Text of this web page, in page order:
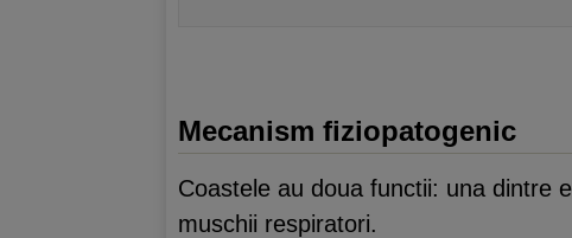
Mecanism fiziopatogenic
Coastele au doua functii: una dintre
muschii respiratori.